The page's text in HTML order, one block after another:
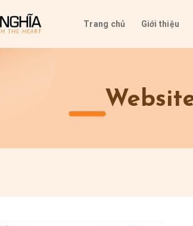
Trang chủ Giới thiệu